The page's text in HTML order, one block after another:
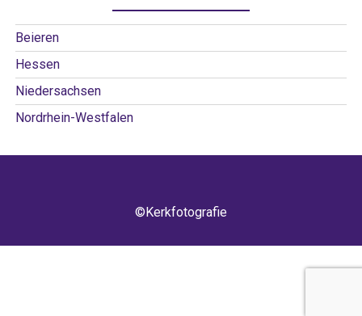
Beieren
Hessen
Niedersachsen
Nordrhein-Westfalen
©Kerkfotografie